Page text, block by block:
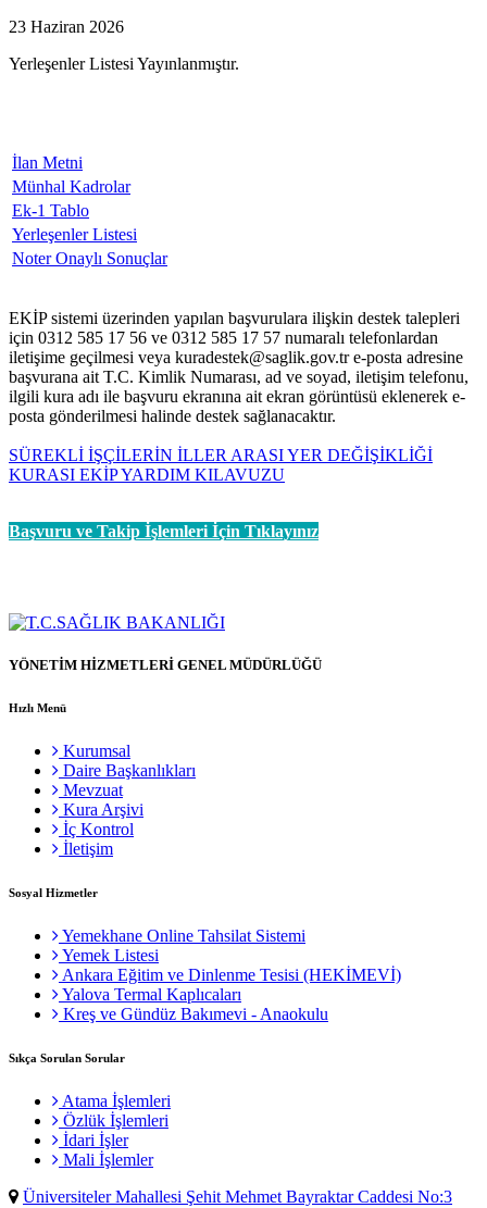
23 Haziran 2026
Yerleşenler Listesi Yayınlanmıştır.
İlan Metni
Münhal Kadrolar
Ek-1 Tablo
Yerleşenler Listesi
Noter Onaylı Sonuçlar
EKİP sistemi üzerinden yapılan başvurulara ilişkin destek talepleri
için 0312 585 17 56 ve 0312 585 17 57 numaralı telefonlardan
iletişime geçilmesi veya kuradestek@saglik.gov.tr e-posta adresine
başvurana ait T.C. Kimlik Numarası, ad ve soyad, iletişim telefonu,
ilgili kura adı ile başvuru ekranına ait ekran görüntüsü eklenerek e-
posta gönderilmesi halinde destek sağlanacaktır.
SÜREKLİ İŞÇİLERİN İLLER ARASI YER DEĞİŞİKLİĞİ
KURASI EKİP YARDIM KILAVUZU
Başvuru ve Takip İşlemleri İçin Tıklayınız
YÖNETİM HİZMETLERİ GENEL MÜDÜRLÜĞÜ
Hızlı Menü
Kurumsal
Daire Başkanlıkları
Mevzuat
Kura Arşivi
İç Kontrol
İletişim
Sosyal Hizmetler
Yemekhane Online Tahsilat Sistemi
Yemek Listesi
Ankara Eğitim ve Dinlenme Tesisi (HEKİMEVİ)
Yalova Termal Kaplıcaları
Kreş ve Gündüz Bakımevi - Anaokulu
Sıkça Sorulan Sorular
Atama İşlemleri
Özlük İşlemleri
İdari İşler
Mali İşlemler
Üniversiteler Mahallesi Şehit Mehmet Bayraktar Caddesi No:3